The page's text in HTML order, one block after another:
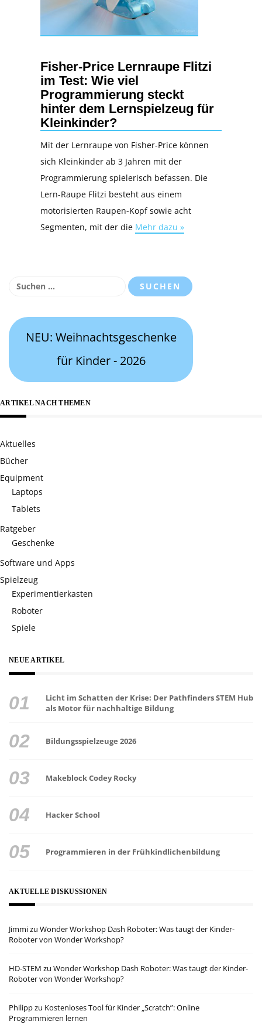
Fisher-Price Lernraupe Flitzi
im Test: Wie viel
Programmierung steckt
hinter dem Lernspielzeug für
Kleinkinder?
Mit der Lernraupe von Fisher-Price können
sich Kleinkinder ab 3 Jahren mit der
Programmierung spielerisch befassen. Die
Lern-Raupe Flitzi besteht aus einem
motorisierten Raupen-Kopf sowie acht
Segmenten, mit der die Mehr dazu »
Suchen
NEU: Weihnachtsgeschenke
für Kinder - 2026
ARTIKEL NACH THEMEN
Aktuelles
Bücher
Equipment
Laptops
Tablets
Ratgeber
Geschenke
Software und Apps
Spielzeug
Experimentierkasten
Roboter
Spiele
NEUE ARTIKEL
Licht im Schatten der Krise: Der Pathfinders STEM Hub
als Motor für nachhaltige Bildung
Bildungsspielzeuge 2026
Makeblock Codey Rocky
Hacker School
Programmieren in der Frühkindlichenbildung
AKTUELLE DISKUSSIONEN
Jimmizu Wonder Workshop Dash Roboter: Was taugt der Kinder-
Roboter von Wonder Workshop?
HD-STEM zu Wonder Workshop Dash Roboter: Was taugt der Kinder-
Roboter von Wonder Workshop?
Philippzu Kostenloses Tool für Kinder „Scratch”: Online
Programmieren lernen